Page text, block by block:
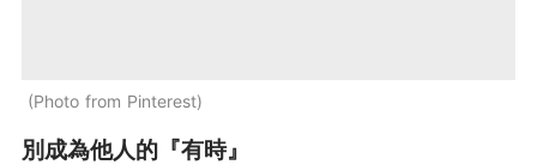
Photo from Pinterest
別成為他人的『有時』